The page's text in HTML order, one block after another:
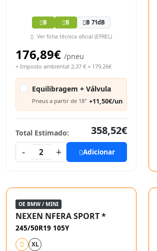
B B B 71dB
Ver ficha técnica oficial (EPREL)
176,89€ /pneu
+ Imposto ambiental 2,37 € = 179,26€
Equilibragem + Válvula
Pneus a partir de 18" +11,50€/un
Total Estimado:
358,52€
-
2 + Adicionar
OE BMW / MINI
NEXEN NFERA SPORT *
245/50R19 105Y
XL